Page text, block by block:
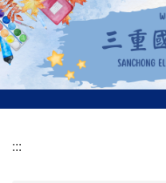
跳
到
主
要
內
容
:::